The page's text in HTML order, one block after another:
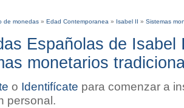
de monedas » Edad Contemporanea » Isabel II » Sistemas
Españolas de Isabel
monetarios
o Identifícate para comenzar a
personal.